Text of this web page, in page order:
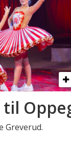
Greverud.